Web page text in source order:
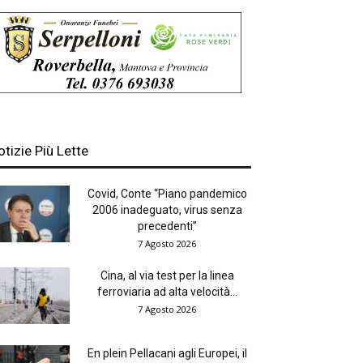
Più Lette
Covid, Conte “Piano pandemico
2006 inadeguato, virus senza
precedenti”
7 Agosto 2026
Cina, al via test per la linea
ferroviaria ad alta velocità...
7 Agosto 2026
En plein Pellacani agli Europei, il